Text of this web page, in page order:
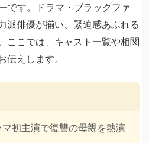
です。ドラマ・ブラックファ
派俳優が揃い、緊迫感あふれる
ここでは、キャスト一覧や相関
伝えします。
初主演で復讐の母親を熱演